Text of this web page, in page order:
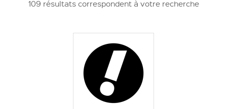
109 résultats correspondent à votre recherche